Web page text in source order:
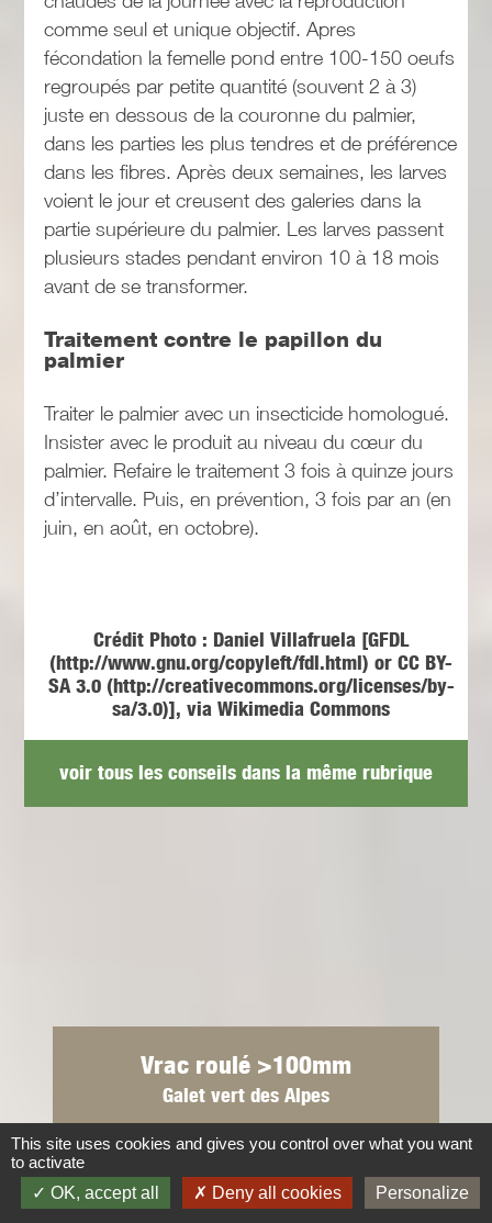
comme seul et unique objectif. Apres
fécondation la femelle pond entre 100-150 oeufs
regroupés par petite quantité (souvent 2 à 3)
juste en dessous de la couronne du palmier,
dans les parties les plus tendres et de préférence
dans les fibres. Après deux semaines, les larves
voient le jour et creusent des galeries dans la
partie supérieure du palmier. Les larves passent
plusieurs stades pendant environ 10 à 18 mois
avant de se transformer.
Traitement contre le papillon du
palmier
Traiter le palmier avec un insecticide homologué.
Insister avec le produit au niveau du cœur du
palmier. Refaire le traitement 3 fois à quinze jours
d’intervalle. Puis, en prévention, 3 fois par an (en
juin, en août, en octobre).
Crédit Photo : Daniel Villafruela [GFDL
(http://www.gnu.org/copyleft/fdl.html) or CC BY-
SA 3.0 (http://creativecommons.org/licenses/by-
sa/3.0)], via Wikimedia Commons
voir tous les conseils dans la même rubrique
Vrac roulé >100mm
Galet vert des Alpes
This site uses cookies and gives you control over what you want
to activate
OK, accept all
Deny all cookies Personalize